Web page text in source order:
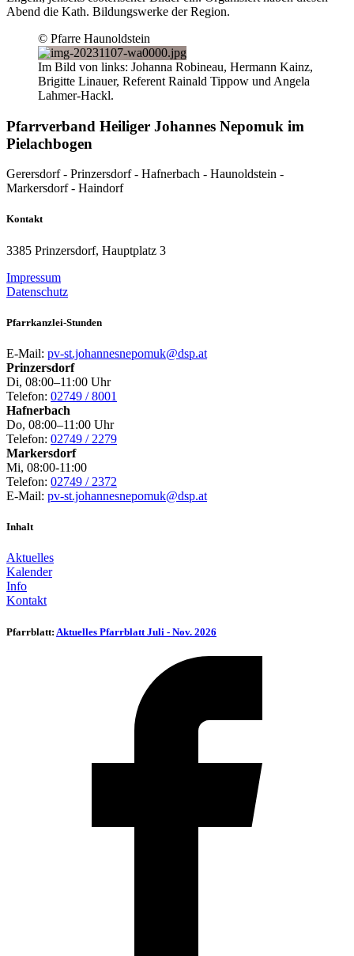
Abend die Kath. Bildungswerke der Region.
© Pfarre Haunoldstein
Im Bild von links: Johanna Robineau, Hermann Kainz,
Brigitte Linauer, Referent Rainald Tippow und Angela
Lahmer-Hackl.
Pfarrverband Heiliger Johannes Nepomuk im
Pielachbogen
Gerersdorf - Prinzersdorf - Hafnerbach - Haunoldstein -
Markersdorf - Haindorf
Kontakt
3385 Prinzersdorf, Hauptplatz 3
Impressum
Datenschutz
Pfarrkanzlei-Stunden
E-Mail: pv-st.johannesnepomuk@dsp.at
Prinzersdorf
Di, 08:00–11:00 Uhr
Telefon: 02749 / 8001
Hafnerbach
Do, 08:00–11:00 Uhr
Telefon: 02749 / 2279
Markersdorf
Mi, 08:00-11:00
Telefon: 02749 / 2372
E-Mail: pv-st.johannesnepomuk@dsp.at
Inhalt
Aktuelles
Kalender
Info
Kontakt
Pfarrblatt: Aktuelles Pfarrblatt Juli - Nov. 2026